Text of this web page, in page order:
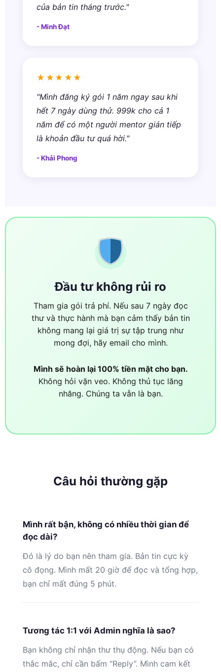
của bản tin tháng trước."
- Minh Đạt
★★★★★
"Mình đăng ký gói 1 năm ngay sau khi
hết 7 ngày dùng thử. 999k cho cả 1
năm để có một người mentor gián tiếp
là khoản đầu tư quá hời."
- Khải Phong
Đầu tư không rủi ro
Tham gia gói trả phí. Nếu sau 7 ngày đọc
thư và thực hành mà bạn cảm thấy bản tin
không mang lại giá trị sự tập trung như
mong đợi, hãy email cho mình.
Mình sẽ hoàn lại 100% tiền mặt cho bạn.
Không hỏi vặn veo. Không thủ tục lăng
nhăng. Chúng ta vẫn là bạn.
Câu hỏi thường gặp
Mình rất bận, không có nhiều thời gian để
đọc dài?
Đó là lý do bạn nên tham gia. Bản tin cực kỳ
cô đọng. Mình mất 20 giờ để đọc và tổng hợp,
bạn chỉ mất đúng 5 phút.
Tương tác 1:1 với Admin nghĩa là sao?
Bạn không chỉ nhận thư thụ động. Nếu bạn có
thắc mắc, chỉ cần bấm “Reply”. Mình cam kết